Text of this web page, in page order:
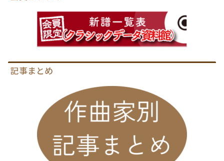
記事まとめ